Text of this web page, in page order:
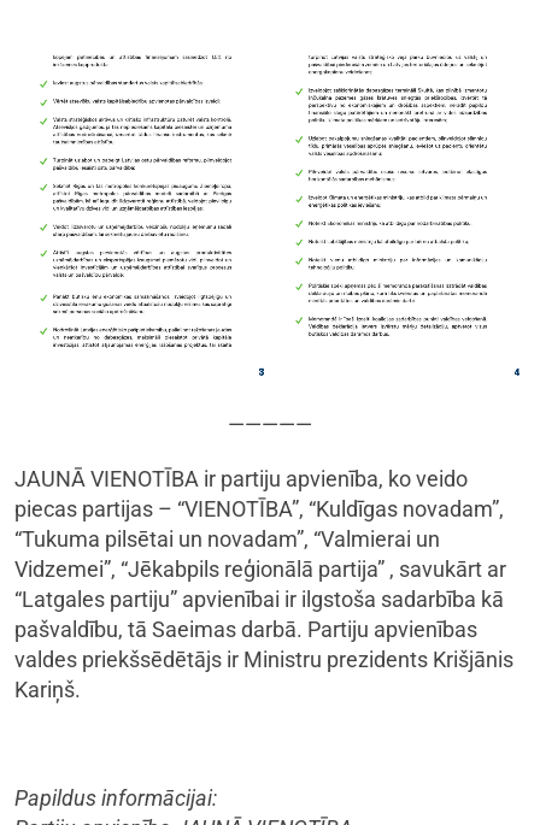
—————
JAUNĀ VIENOTĪBA ir partiju apvienība, ko veido
piecas partijas – “VIENOTĪBA”, “Kuldīgas novadam”,
“Tukuma pilsētai un novadam”, “Valmierai un
Vidzemei”, “Jēkabpils reģionālā partija” , savukārt ar
“Latgales partiju” apvienībai ir ilgstoša sadarbība kā
pašvaldību, tā Saeimas darbā. Partiju apvienības
valdes priekšsēdētājs ir Ministru prezidents Krišjānis
Kariņš.
Papildus informācijai: